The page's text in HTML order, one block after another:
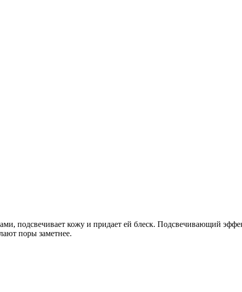
подсвечивает кожу и придает ей блеск. Подсвечивающий
поры заметнее.